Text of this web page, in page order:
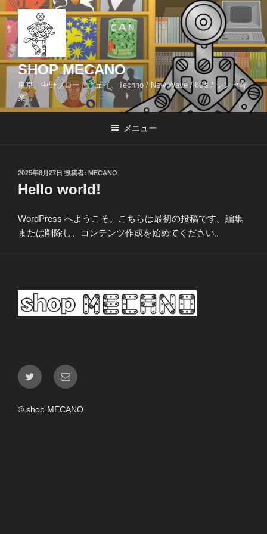
ン
ン
ツ
キ
SHOP MECANO
東京、中野ブロードウェイ、Techno / New Wave / 80's / シンセ音
楽
メニュー
投
稿
日:
2025年8月27日 投稿者: MECANO
Hello world!
WordPress へようこそ。こちらは最初の投稿です。編集
または削除し、コンテンツ作成を始めてください。
Twitter
メ
ー
© shop MECANO